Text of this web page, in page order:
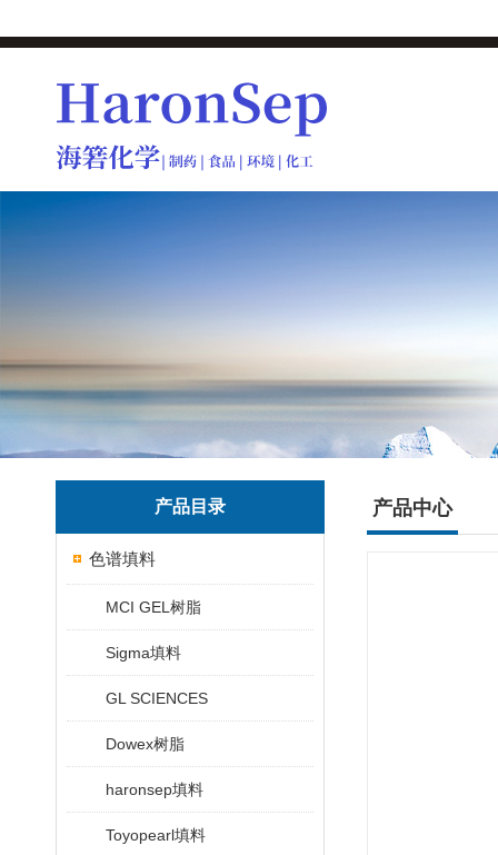
产品目录
色谱填料
MCI GEL树脂
Sigma填料
GL SCIENCES
Dowex树脂
haronsep填料
Toyopearl填料
产品中心